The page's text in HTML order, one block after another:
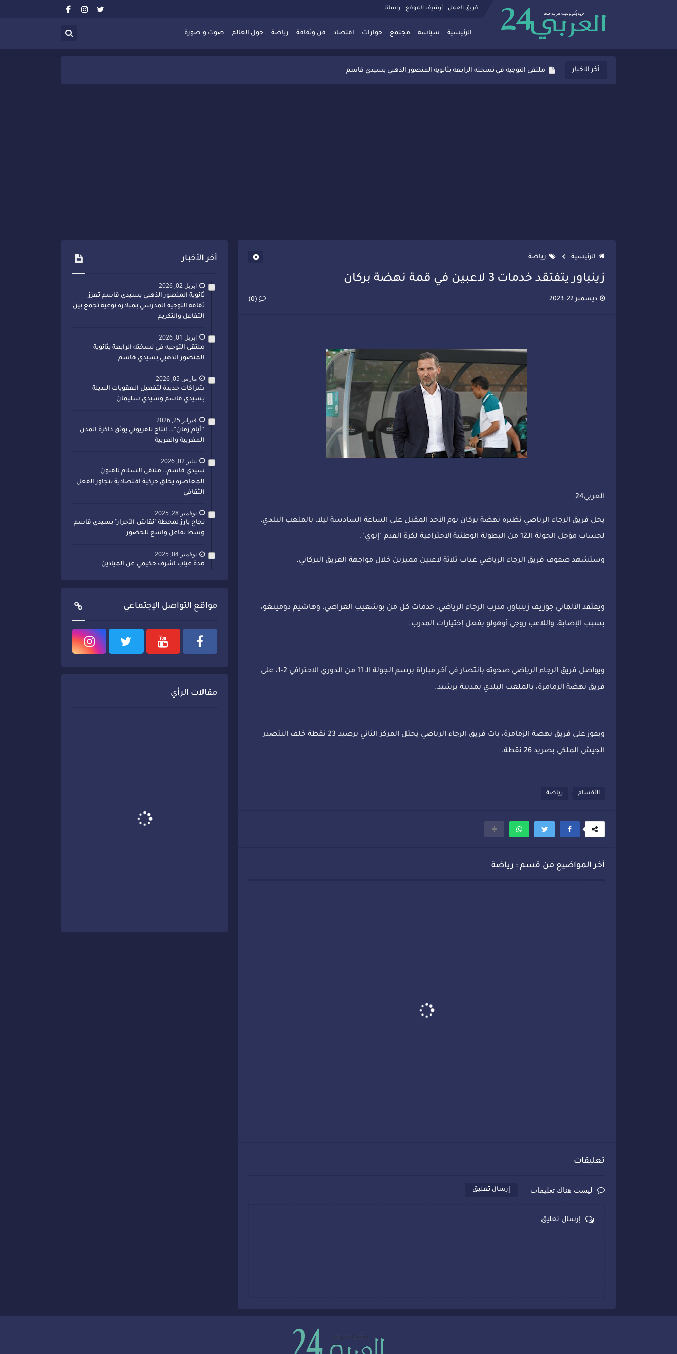
فريق العمل أرشيف الموقع راسلنا
الرئيسية سياسة مجتمع حوارات اقتصاد فن وثقافة رياضة حول العالم صوت و صورة
أخر الاخبار
ثانوية المنصور الذهبي بسيدي قاسم تُعزّز ثقافة التوجيه المدرسي بمبادرة نوعية تجمع بين التفاعل والتكريم
ملتقى التوجيه في نسخته الرابعة بثانوية المنصور الذهبي بسيدي قاسم
الرئيسية رياضة
زينباور يتفتقد خدمات 3 لاعبين في قمة نهضة بركان
ديسمبر 22, 2023 (0)
العربي24
يحل فريق الرجاء الرياضي نظيره نهضة بركان يوم الأحد المقبل على الساعة السادسة ليلا، بالملعب البلدي،
لحساب مؤجل الجولة الـ12 من البطولة الوطنية الاحترافية لكرة القدم "إنوي".
وستشهد صفوف فريق الرجاء الرياضي غياب ثلاثة لاعبين مميزين خلال مواجهة الفريق البركاني.
ويفتقد الألماني جوزيف زينباور، مدرب الرجاء الرياضي، خدمات كل من بوشعيب العراصي، وهاشيم دومينغو،
بسبب الإصابة، واللاعب روجي أوهولو بفعل إختيارات المدرب.
ويواصل فريق الرجاء الرياضي صحوته بانتصار في آخر مباراة برسم الجولة الـ 11 من الدوري الاحترافي 2-1، على
فريق نهضة الزمامرة، بالملعب البلدي بمدينة برشيد.
وبفوز على فريق نهضة الزمامرة، بات فريق الرجاء الرياضي يحتل المركز الثاني برصيد 23 نقطة خلف النتصدر
الجيش الملكي بصريد 26 نقطة.
الأقسام رياضة
أخر المواضيع من قسم : رياضة
تعليقات
ليست هناك تعليقات إرسال تعليق
إرسال تعليق
أخر الأخبار
ابريل 02, 2026
ثانوية المنصور الذهبي بسيدي قاسم تُعزّز
ثقافة التوجيه المدرسي بمبادرة نوعية تجمع بين
التفاعل والتكريم
ابريل 01, 2026
ملتقى التوجيه في نسخته الرابعة بثانوية
المنصور الذهبي بسيدي قاسم
مارس 05, 2026
شراكات جديدة لتفعيل العقوبات البديلة
بسيدي قاسم وسيدي سليمان
فبراير 25, 2026
“أيام زمان”… إنتاج تلفزيوني يوثق ذاكرة المدن
المغربية والعربية
يناير 02, 2026
سيدي قاسم… ملتقى السلام للفنون
المعاصرة يخلق حركية اقتصادية تتجاوز الفعل
الثقافي
نوفمبر 28, 2025
نجاح بارز لمحطة "نقاش الأحرار" بسيدي قاسم
وسط تفاعل واسع للحضور
نوفمبر 04, 2025
مدة غياب اشرف حكيمي عن الميادين
مواقع التواصل الإجتماعي
مقالات الرأي